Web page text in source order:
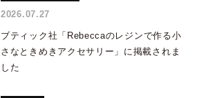
2026.07.27
ブティック社「Rebeccaのレジンで作る小
さなときめきアクセサリー」に掲載されま
した